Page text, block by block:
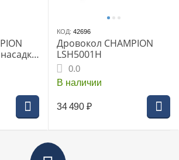
4
КОД: 42696
Дровокол CHAMPION
LSH5001H
0.0
В наличии
34 490 ₽